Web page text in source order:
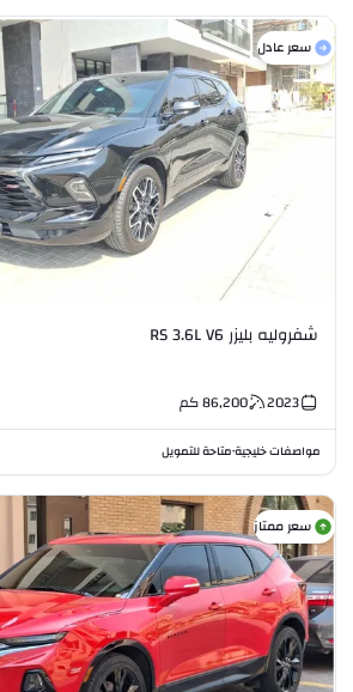
سعر عادل
شفروليه بليزر RS 3.6L V6
2023
86,200كم
مواصفات خليجية•متاحة للتمويل
سعر ممتاز